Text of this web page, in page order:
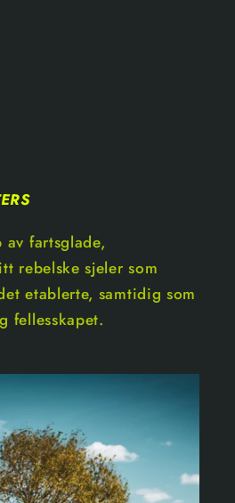
fartsglade,
rebelske sjeler som
etablerte, samtidig som
fellesskapet.